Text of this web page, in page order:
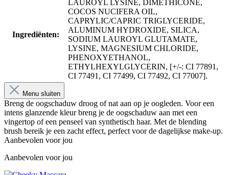
Ingrediënten:
LAUROYL LYSINE, DIMETHICONE,
COCOS NUCIFERA OIL,
CAPRYLIC/CAPRIC TRIGLYCERIDE,
ALUMINUM HYDROXIDE, SILICA,
SODIUM LAUROYL GLUTAMATE,
LYSINE, MAGNESIUM CHLORIDE,
PHENOXYETHANOL,
ETHYLHEXYLGLYCERIN, [+/-: CI 77891,
CI 77491, CI 77499, CI 77492, CI 77007].
Menu sluiten
Breng de oogschaduw droog of nat aan op je oogleden. Voor een
intens glanzende kleur breng je de oogschaduw aan met een
vingertop of een penseel van synthetisch haar. Met de blending
brush bereik je een zacht effect, perfect voor de dagelijkse make-up.
Aanbevolen voor jou
Aanbevolen voor jou